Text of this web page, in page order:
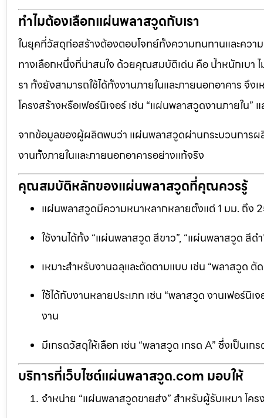
ทำไมต้องเลือกแผ่นพลาสวูดกับเรา
ในยุคที่วัสดุก่อสร้างต้องตอบโจทย์ทั้งความทนทานและควา
ทางเลือกหนึ่งที่น่าสนใจ ด้วยคุณสมบัติเด่น คือ น้ำหนักเบา
รา ทั้งยังสามารถใช้ได้ทั้งงานภายในและภายนอกอาคาร จึ
โครงสร้างหรือเฟอร์นิเจอร์ เช่น “แผ่นพลาสวูดงานภายใน”
จากข้อมูลของผู้ผลิตพบว่า แผ่นพลาสวูดผ่านกระบวนการผ
งานทั้งภายในและภายนอกอาคารอย่างแท้จริง
คุณสมบัติหลักของแผ่นพลาสวูดที่คุณควรรู้
แผ่นพลาสวูดมีความหนาหลากหลายตั้งแต่ 1 มม. ถึง
ใช้งานได้ทั้ง “แผ่นพลาสวูด สีขาว”, “แผ่นพลาสวูด สี
เหมาะสำหรับงานฉลุและตัดตามแบบ เช่น “พลาสวูด
ใช้ได้กับงานหลายประเภท เช่น “พลาสวูด งานเฟอร์นิ
งาน
มีเกรดวัสดุให้เลือก เช่น “พลาสวูด เกรด A” ซึ่งเป็น
บริการที่เว็บไซต์แผ่นพลาสวูด.com มอบให้
จำหน่าย “แผ่นพลาสวูดขายส่ง” สำหรับผู้รับเหมา โค